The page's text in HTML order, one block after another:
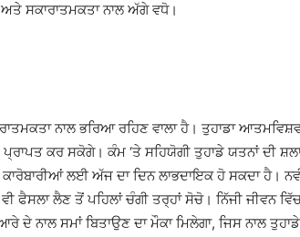
ਸਕਾਰਾਤਮਕਤਾ ਨਾਲ ਅੱਗੇ ਵਧੋ।
ਨਾਲ ਭਰਿਆ ਰਹਿਣ ਵਾਲਾ ਹੈ। ਤੁਹਾਡਾ
ਕਰ ਸਕੋਗੇ। ਕੰਮ ‘ਤੇ ਸਹਿਯੋਗੀ ਤੁਹਾਡੇ ਯਤਨਾਂ ਦੀ
ਲਈ ਅੱਜ ਦਾ ਦਿਨ ਲਾਭਦਾਇਕ ਹੋ ਸਕਦਾ ਹੈ।
ਫੈਸਲਾ ਲੈਣ ਤੋਂ ਪਹਿਲਾਂ ਚੰਗੀ ਤਰ੍ਹਾਂ ਸੋਚੋ। ਨਿੱਜੀ ਜੀਵਨ
ਨਾਲ ਸਮਾਂ ਬਿਤਾਉਣ ਦਾ ਮੌਕਾ ਮਿਲੇਗਾ, ਜਿਸ ਨਾਲ